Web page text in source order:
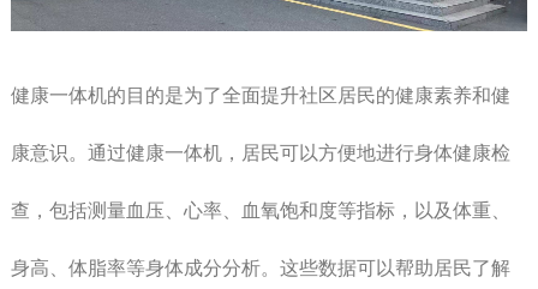
健康一体机的目的是为了全面提升社区居民的健康素养和健
康意识。通过健康一体机，居民可以方便地进行身体健康检
查，包括测量血压、心率、血氧饱和度等指标，以及体重、
身高、体脂率等身体成分分析。这些数据可以帮助居民了解